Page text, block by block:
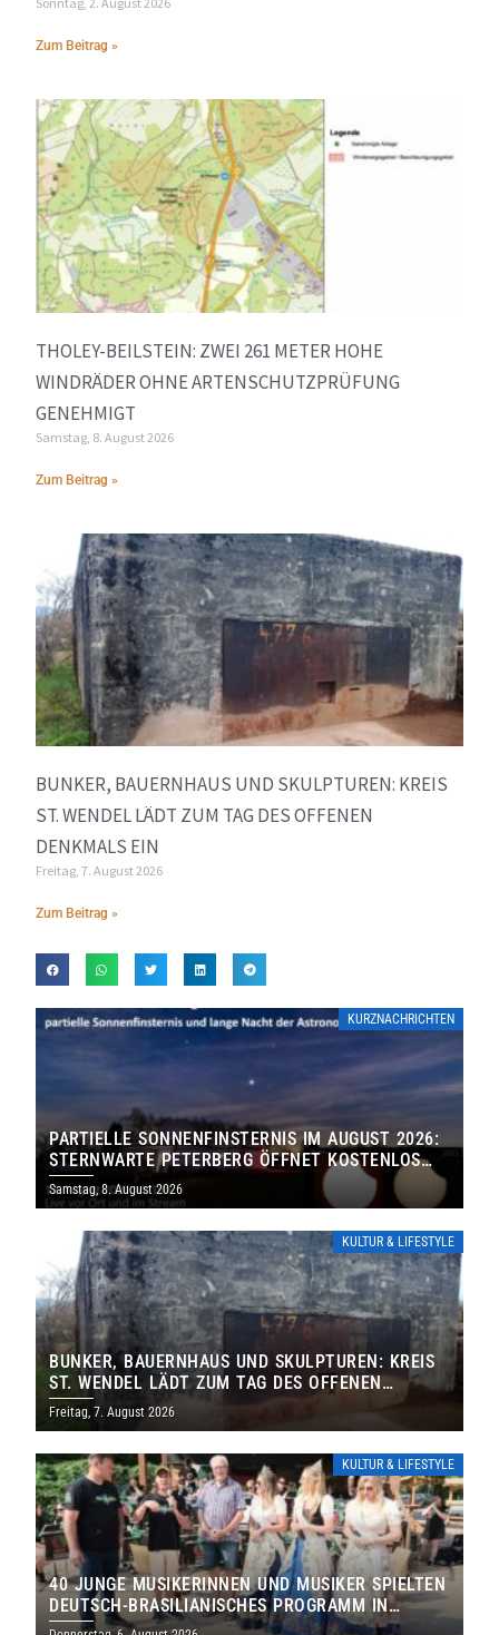
Zum Beitrag »
THOLEY-BEILSTEIN: ZWEI 261 METER HOHE
WINDRÄDER OHNE ARTENSCHUTZPRÜFUNG
GENEHMIGT
Samstag, 8. August 2026
Zum Beitrag »
BUNKER, BAUERNHAUS UND SKULPTUREN: KREIS
ST. WENDEL LÄDT ZUM TAG DES OFFENEN
DENKMALS EIN
Freitag, 7. August 2026
Zum Beitrag »
KURZNACHRICHTEN
PARTIELLE SONNENFINSTERNIS IM AUGUST 2026:
STERNWARTE PETERBERG ÖFFNET KOSTENLOS
IHRE TORE
Samstag, 8. August 2026
KULTUR & LIFESTYLE
BUNKER, BAUERNHAUS UND SKULPTUREN: KREIS
ST. WENDEL LÄDT ZUM TAG DES OFFENEN
DENKMALS EIN
Freitag, 7. August 2026
KULTUR & LIFESTYLE
40 JUNGE MUSIKERINNEN UND MUSIKER SPIELTEN
DEUTSCH-BRASILIANISCHES PROGRAMM IN
THOLEY